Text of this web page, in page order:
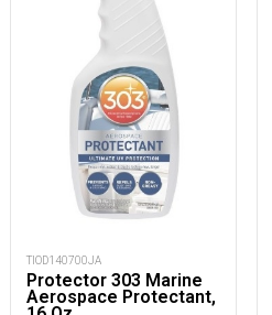
TIOD140700JA
Protector 303 Marine
Aerospace Protectant,